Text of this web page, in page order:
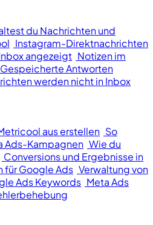
du Nachrichten und
Instagram-Direktnachrichten
angezeigt Notizen im
Antworten
werden nicht in Inbox
aus erstellen So
Ads-Kampagnen Wie du
Conversions und Ergebnisse in
für Google Ads Verwaltung von
Ads Keywords Meta Ads